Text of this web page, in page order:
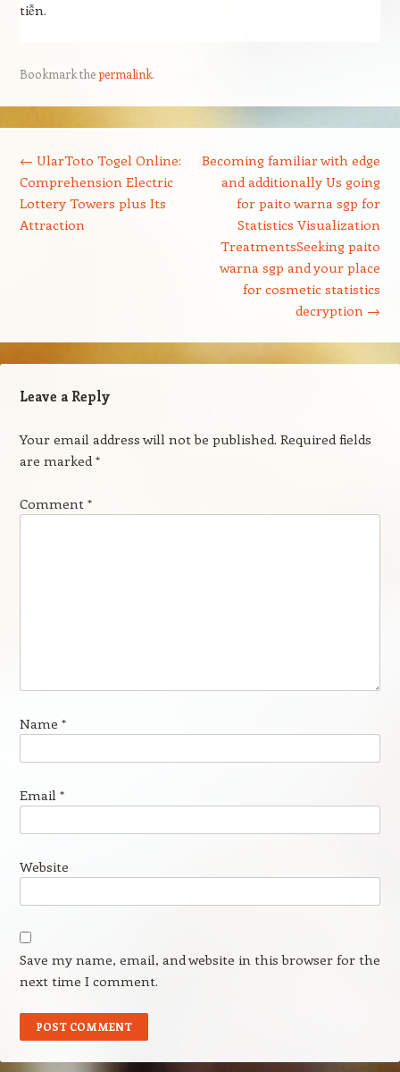
tiễn.
Bookmark thepermalink.
← UlarToto Togel Online:
Comprehension Electric
Lottery Towers plus Its
Attraction
Becoming familiar with edge
and additionally Us going
for paito warna sgp for
Statistics Visualization
TreatmentsSeeking paito
warna sgp and your place
for cosmetic statistics
decryption →
Leave a Reply
Your email address will not be published. Required fields
are marked*
Comment *
Name *
Email *
Website
Save my name, email, and website in this browser for the
next time I comment.